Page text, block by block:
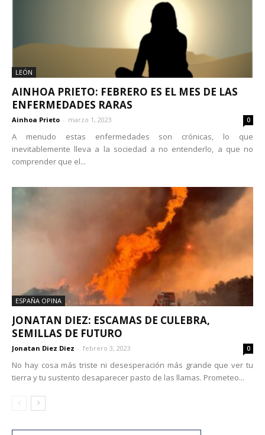
LEÓN
AINHOA PRIETO: FEBRERO ES EL MES DE LAS
ENFERMEDADES RARAS
Ainhoa Prieto - marzo 1, 2023 0
A menudo estas enfermedades son crónicas, lo que
inevitablemente lleva a la sociedad a no entenderlo, a que no
comprender que el...
ESPAÑA OPINA
JONATAN DIEZ: ESCAMAS DE CULEBRA,
SEMILLAS DE FUTURO
Jonatan Diez Diez - febrero 3, 2023 0
No hay cosa más triste ni desesperación más grande que ver tu
tierra y tu sustento desaparecer pasto de las llamas. Prometeo...